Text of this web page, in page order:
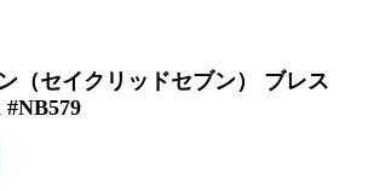
（セイクリッドセブン） ブレス
#NB579